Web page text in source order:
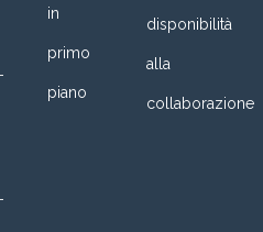
in
primo
piano
disponibilità
alla
collaborazione